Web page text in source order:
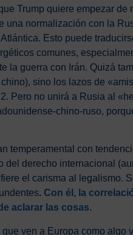
Trump quiere empezar
una normalización con la
Esto puede
comunes,
la guerra con Irán. Quizá
sino los lazos de
Pero no unirá a Rusia al
chino-ruso,
temperamental con
del derecho internacional
el carisma al legalismo.
. Con él, la
aclarar las cosas.
ven a Europa como algo